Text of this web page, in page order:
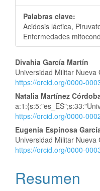
Palabras clave:
Acidosis láctica,
Enfermedades
Contenido
principal
del
artículo
Divahia García Martín
Universidad Militar Nueva
https://orcid.org/0000-
Natalia Martínez
https://orcid.org/0000-
Eugenia Espinosa
Universidad Militar Nueva
https://orcid.org/0000-
Resumen